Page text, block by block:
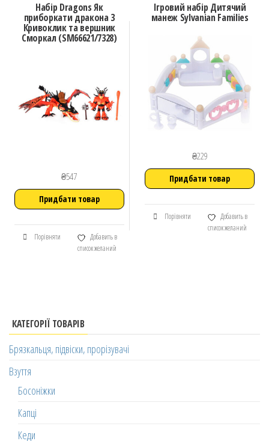
Набір Dragons Як
приборкати дракона 3
Кривоклик та вершник
Сморкал (SM66621/7328)
₴547
Придбати товар
Порівняти
Добавить в
список желаний
Ігровий набір Дитячий
манеж Sylvanian Families
₴229
Придбати товар
Порівняти
Добавить в
список желаний
КАТЕГОРІЇ ТОВАРІВ
Брязкальця, підвіски, прорізувачі
Взуття
Босоніжки
Капці
Кеди